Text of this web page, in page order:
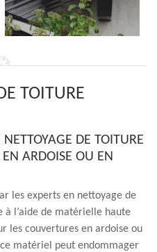
TOITURE
NETTOYAGE DE TOITURE
EN ARDOISE OU EN
les experts en nettoyage de
à l’aide de matérielle haute
les couvertures en ardoise ou
matériel peut endommager